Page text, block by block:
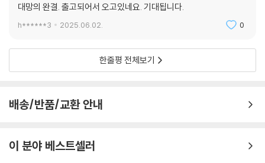
대망의 완결. 출고되어서 오고있네요. 기대됩니다.
h******3 2025.06.02. 0
한줄평 전체보기
배송/반품/교환 안내
이 분야 베스트셀러